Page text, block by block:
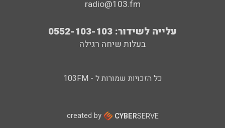
radio@103.fm
עלייה לשידור: 0552-103-103
בעלות שיחה רגילה
כל הזכויות שמורות ל - 103FM
created by CYBERSERVE